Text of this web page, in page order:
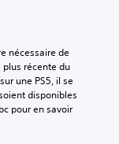
nécessaire de
récente du
une PS5, il se
disponibles
pour en savoir